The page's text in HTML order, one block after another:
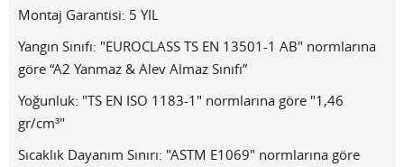
Montaj Garantisi: 5 YIL
Yangın Sınıfı: "EUROCLASS TS EN 13501-1 AB" normlarına
göre “A2 Yanmaz & Alev Almaz Sınıfı”
Yoğunluk: "TS EN ISO 1183-1" normlarına göre "1,46
gr/cm³"
Sıcaklık Dayanım Sınırı: "ASTM E1069" normlarına göre